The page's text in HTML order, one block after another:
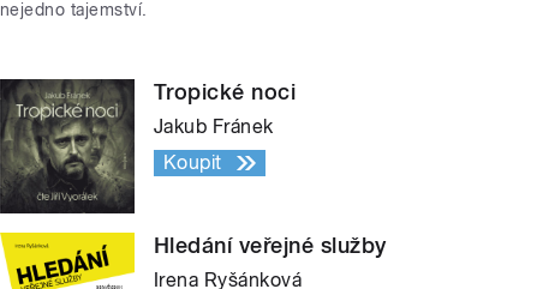
trosečníků, kteří na něm našli útočiště, a hlavně
Tropické noci
Jakub Fránek
Hledání veřejné služby